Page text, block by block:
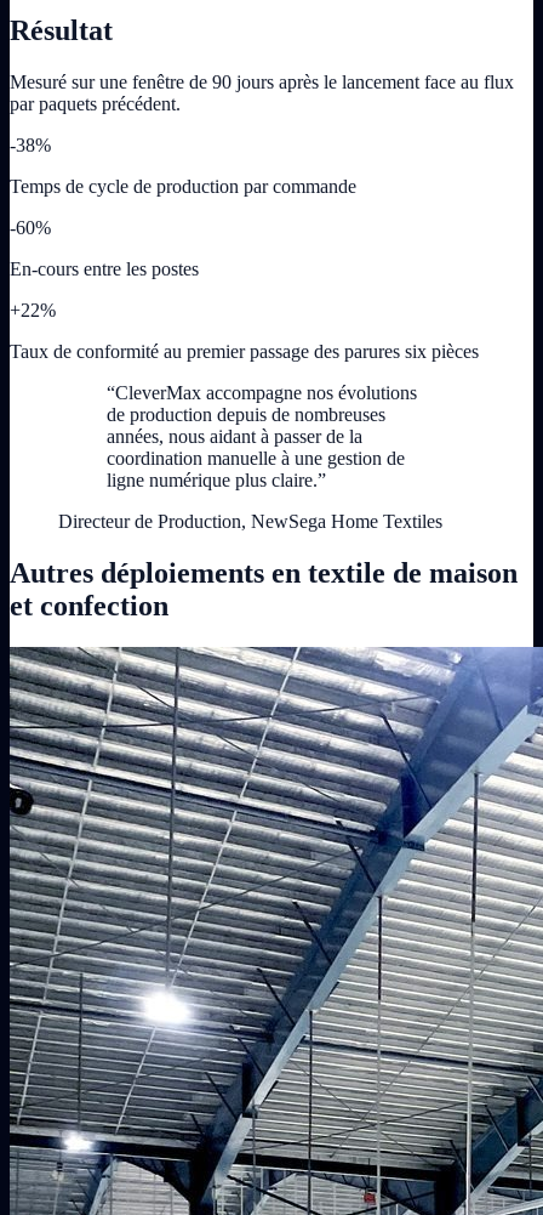
Résultat
Mesuré sur une fenêtre de 90 jours après le lancement face au flux
par paquets précédent.
-38%
Temps de cycle de production par commande
-60%
En-cours entre les postes
+22%
Taux de conformité au premier passage des parures six pièces
“CleverMax accompagne nos évolutions
de production depuis de nombreuses
années, nous aidant à passer de la
coordination manuelle à une gestion de
ligne numérique plus claire.”
Directeur de Production, NewSega Home Textiles
Autres déploiements en textile de maison
et confection